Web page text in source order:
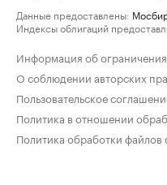
Данные предоставлены:
Индексы облигаций
Информация об
О соблюдении авторских
Пользовательское
Политика в отношении
Политика обработки файлов